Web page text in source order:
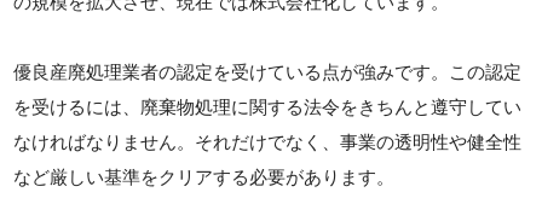
優良産廃処理業者の認定を受けている点が強みです。この認定
を受けるには、廃棄物処理に関する法令をきちんと遵守してい
なければなりません。それだけでなく、事業の透明性や健全性
など厳しい基準をクリアする必要があります。